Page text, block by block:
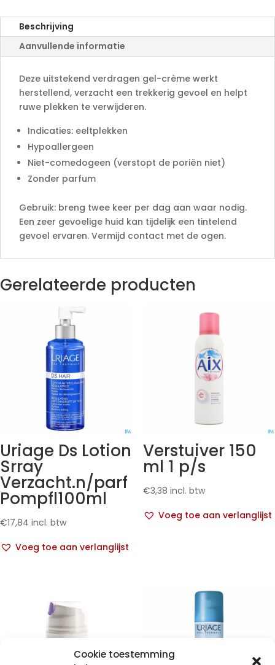
Cookie toestemming
a
t
Beschrijving
Aanvullende informatie
Deze uitstekend verdragen gel-crème werkt
herstellend, verzacht een trekkerig gevoel en helpt
ruwe plekken te verwijderen.
Indicaties: eeltplekken
Hypoallergeen
Niet-comedogeen (verstopt de poriën niet)
Zonder parfum
Gebruik: breng twee keer per dag aan waar nodig.
Een zeer gevoelige huid kan tijdelijk een tintelend
gevoel ervaren. Vermijd contact met de ogen.
Gerelateerde producten
Uriage Ds Lotion
Srray
Verzacht.n/parf
Pompfl100ml
€17,84 incl. btw
Voeg toe aan verlanglijst
Verstuiver 150
ml 1 p/s
€3,38 incl. btw
Voeg toe aan verlanglijst